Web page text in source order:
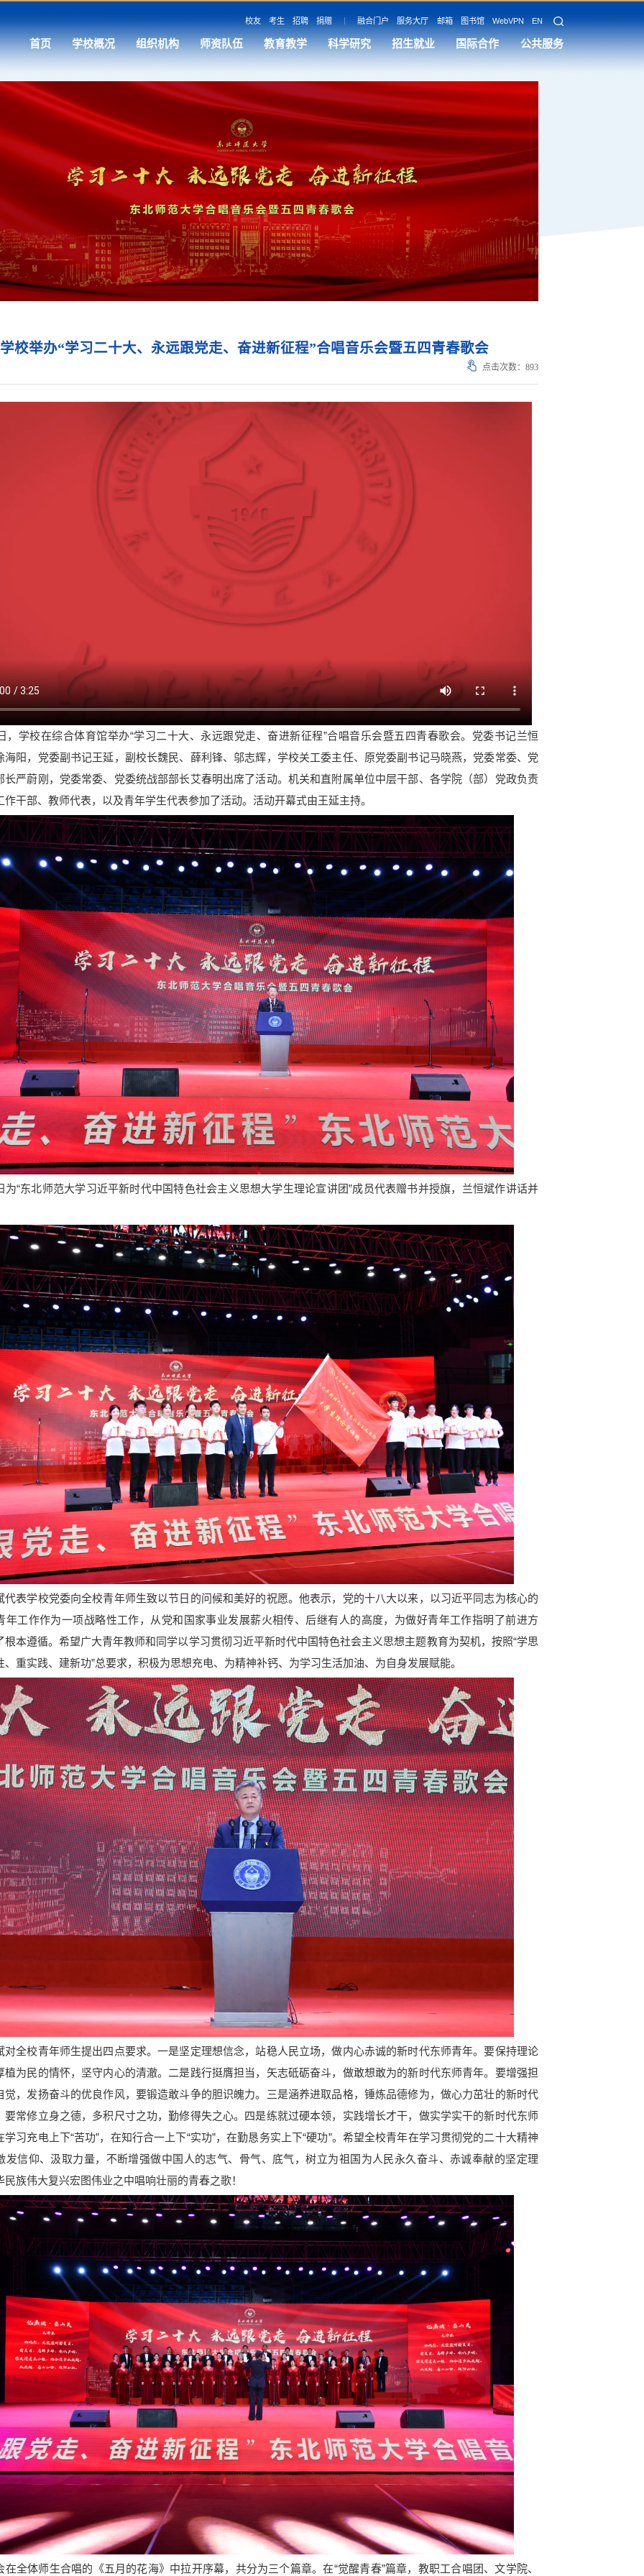
校友 考生 招聘 捐赠 融合门户 服务大厅 邮箱 图书馆 WebVPN EN
首页 学校概况 组织机构 师资队伍 教育教学 科学研究 招生就业 国际合作 公共服务
学校举办“学习二十大、永远跟党走、奋进新征程”合唱音乐会暨五四青春歌会
点击次数： 893
校在综合体育馆举办“学习二十大、永远跟党走、奋进新征程”合唱音乐会暨五四青春歌会。党委书记兰恒
海阳，党委副书记王延，副校长魏民、薛利锋、邬志辉，学校关工委主任、原党委副书记马晓燕，党委常委、党
长严蔚刚，党委常委、党委统战部部长艾春明出席了活动。机关和直附属单位中层干部、各学院（部）党政负责
作干部、教师代表，以及青年学生代表参加了活动。活动开幕式由王延主持。
北师范大学习近平新时代中国特色社会主义思想大学生理论宣讲团”成员代表赠书并授旗，兰恒斌作讲话并
学校党委向全校青年师生致以节日的问候和美好的祝愿。他表示，党的十八大以来，以习近平同志为核心的
年工作作为一项战略性工作，从党和国家事业发展薪火相传、后继有人的高度，为做好青年工作指明了前进方
根本遵循。希望广大青年教师和同学以学习贯彻习近平新时代中国特色社会主义思想主题教育为契机，按照“学思
、重实践、建新功”总要求，积极为思想充电、为精神补钙、为学习生活加油、为自身发展赋能。
校青年师生提出四点要求。一是坚定理想信念，站稳人民立场，做内心赤诚的新时代东师青年。要保持理论
植为民的情怀，坚守内心的清澈。二是践行挺膺担当，矢志砥砺奋斗，做敢想敢为的新时代东师青年。要增强担
觉，发扬奋斗的优良作风，要锻造敢斗争的胆识魄力。三是涵养进取品格，锤炼品德修为，做心力茁壮的新时代
要常修立身之德，多积尺寸之功，勤修得失之心。四是练就过硬本领，实践增长才干，做实学实干的新时代东师
学习充电上下“苦功”，在知行合一上下“实功”，在勤恳务实上下“硬功”。希望全校青年在学习贯彻党的二十大精神
发信仰、汲取力量，不断增强做中国人的志气、骨气、底气，树立为祖国为人民永久奋斗、赤诚奉献的坚定理
民族伟大复兴宏图伟业之中唱响壮丽的青春之歌！
体师生合唱的《五月的花海》中拉开序幕，共分为三个篇章。在“觉醒青春”篇章，教职工合唱团、文学院、